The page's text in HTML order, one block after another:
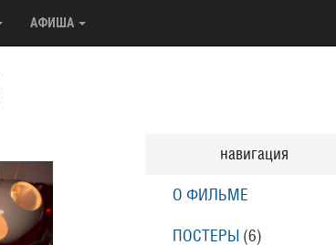
АФИША
навигация
О ФИЛЬМЕ
ПОСТЕРЫ (6)